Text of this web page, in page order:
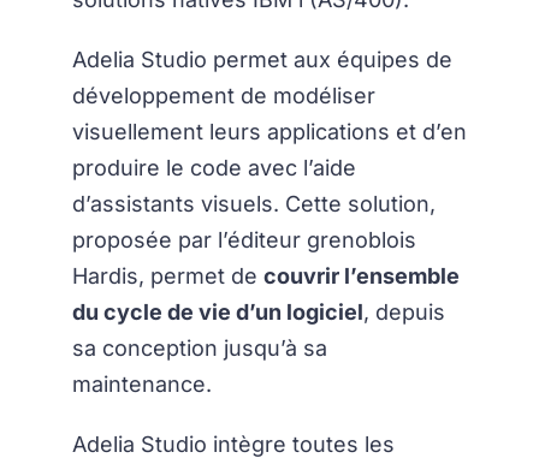
Adelia Studio permet aux équipes de
développement de modéliser
visuellement leurs applications et d’en
produire le code avec l’aide
d’assistants visuels. Cette solution,
proposée par l’éditeur grenoblois
Hardis, permet de couvrir l’ensemble
du cycle de vie d’un logiciel, depuis
sa conception jusqu’à sa
maintenance.
Adelia Studio intègre toutes les